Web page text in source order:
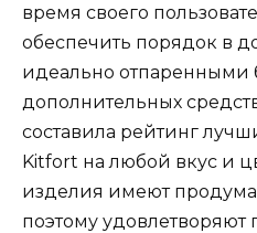
время своего
обеспечить порядок в
идеально отпаренными
дополнительных
составила рейтинг
Kitfort на любой вкус и
изделия имеют
поэтому удовлетворяют